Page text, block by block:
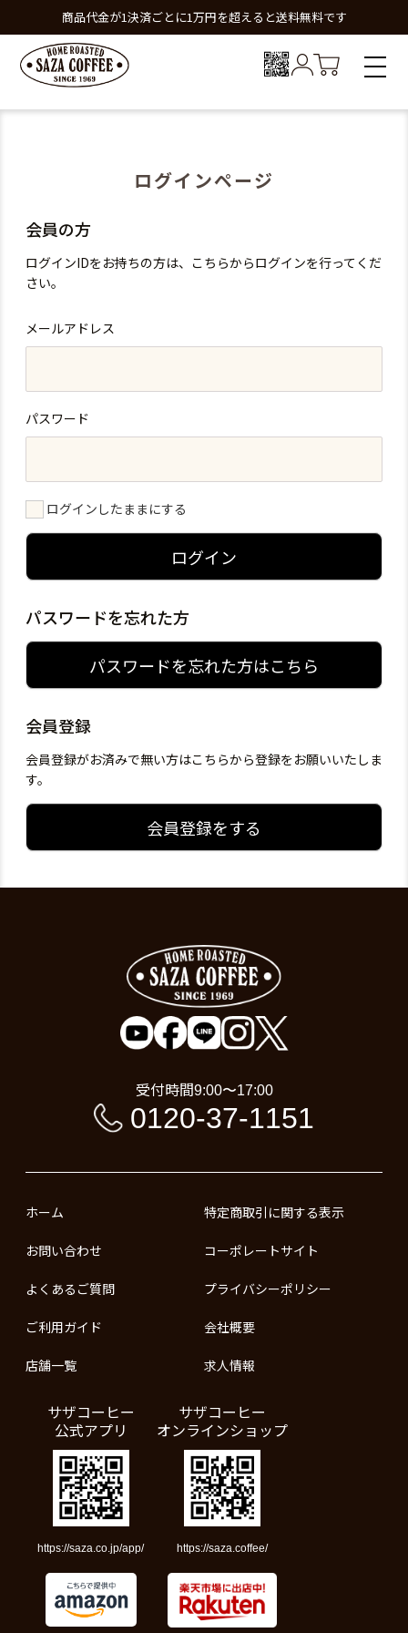
商品代金が1決済ごとに1万円を超えると送料無料です
ログインページ
会員の方
ログインIDをお持ちの方は、こちらからログインを行ってくだ
さい。
メールアドレス
パスワード
ログインしたままにする
ログイン
パスワードを忘れた方
パスワードを忘れた方はこちら
会員登録
会員登録がお済みで無い方はこちらから登録をお願いいたしま
す。
会員登録をする
受付時間9:00〜17:00
0120-37-1151
ホーム
お問い合わせ
よくあるご質問
ご利用ガイド
店舗一覧
特定商取引に関する表示
コーポレートサイト
プライバシーポリシー
会社概要
求人情報
サザコーヒー
公式アプリ
https://saza.co.jp/app/
サザコーヒー
オンラインショップ
https://saza.coffee/